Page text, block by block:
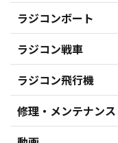
ラジコンボート
ラジコン戦車
ラジコン飛行機
修理・メンテナンス